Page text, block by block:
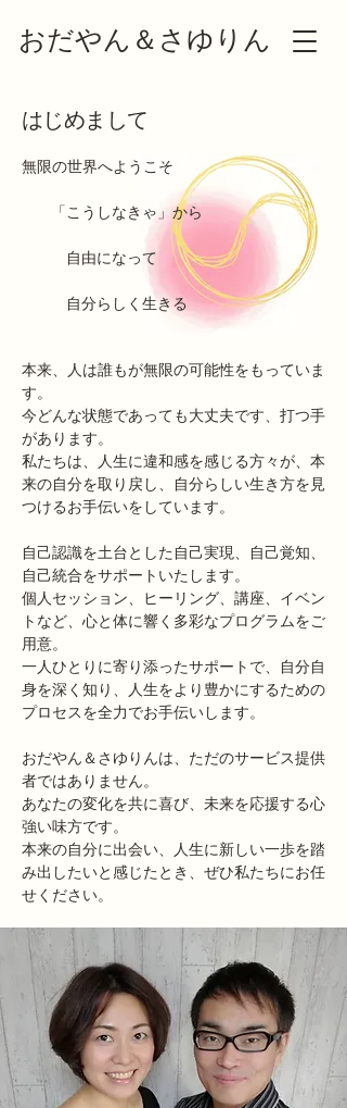
おだやん＆さゆりん
はじめまして
「こうしなきゃ」から
自由になって
​ 自分らしく生きる
無限の世界へようこそ
本来、人は誰もが無限の可能性をもっていま
す。
今どんな状態であっても大丈夫です、打つ手
があります。
私たちは、人生に違和感を感じる方々が、本
来の自分を取り戻し、自分らしい生き方を見
つけるお手伝いをしています。
自己認識を土台とした自己実現、自己覚知、
自己統合をサポートいたします。​
個人セッション、ヒーリング、講座、イベン
トなど、心と体に響く多彩なプログラムをご
用意。
一人ひとりに寄り添ったサポートで、自分自
身を深く知り、人生をより豊かにするための
プロセスを全力でお手伝いします。
おだやん＆さゆりんは、ただのサービス提供
者ではありません。
あなたの変化を共に喜び、未来を応援する心
強い味方です。
本来の自分に出会い、人生に新しい一歩を踏
み出したいと感じたとき、ぜひ私たちにお任
せください。